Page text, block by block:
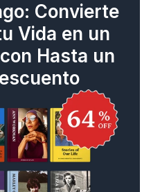
Convierte
Vida en un
Hasta un